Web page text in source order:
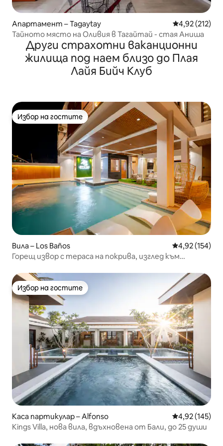
Апартамент – Tagaytay Средна
4,92 (212)
Тайното място на Оливия в Тагайтай - стая Аниша
Други страхотни ваканционни
жилища под наем близо до Плая
Лайя Бийч Клуб
Избор на гостите
Избор на гостите
Вила – Los Baños Средна
4,92 (154)
Горещ извор с тераса на покрива, изглед към
Избор на гостите
Избор на гостите
Каса партикулар – Alfonso Средна
4,92 (145)
Kings Villa, нова вила, вдъхновена от Бали, до 25 души